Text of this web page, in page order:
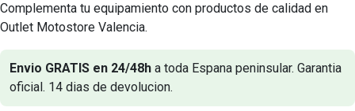
Complementa tu equipamiento con productos de calidad en
Outlet Motostore Valencia.
Envio GRATIS en 24/48h a toda Espana peninsular. Garantia
oficial. 14 dias de devolucion.